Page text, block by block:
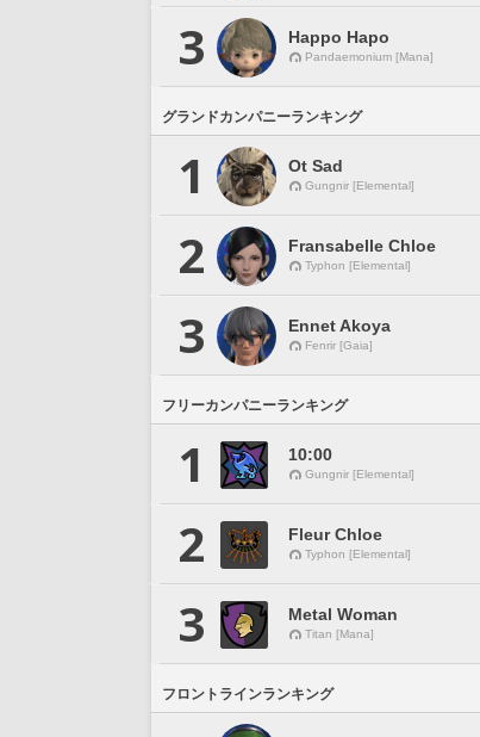
3 Happo Hapo
Pandaemonium [Mana]
グランドカンパニーランキング
1 Ot Sad
Gungnir [Elemental]
2 Fransabelle Chloe
Typhon [Elemental]
3 Ennet Akoya
Fenrir [Gaia]
フリーカンパニーランキング
1 10:00
Gungnir [Elemental]
2 Fleur Chloe
Typhon [Elemental]
3 Metal Woman
Titan [Mana]
フロントラインランキング